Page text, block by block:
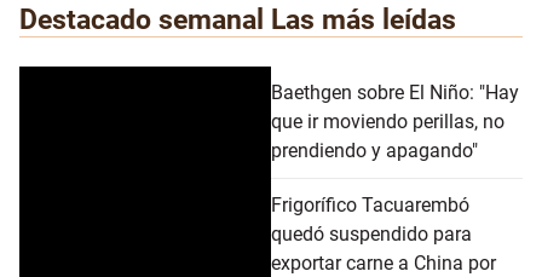
Destacado semanal Las más leídas
Baethgen sobre El Niño: "Hay
que ir moviendo perillas, no
prendiendo y apagando"
Frigorífico Tacuarembó
quedó suspendido para
exportar carne a China por